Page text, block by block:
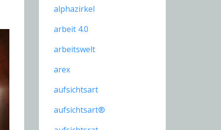
alphazirkel
arbeit 4.0
arbeitswelt
arex
aufsichtsart
aufsichtsart®